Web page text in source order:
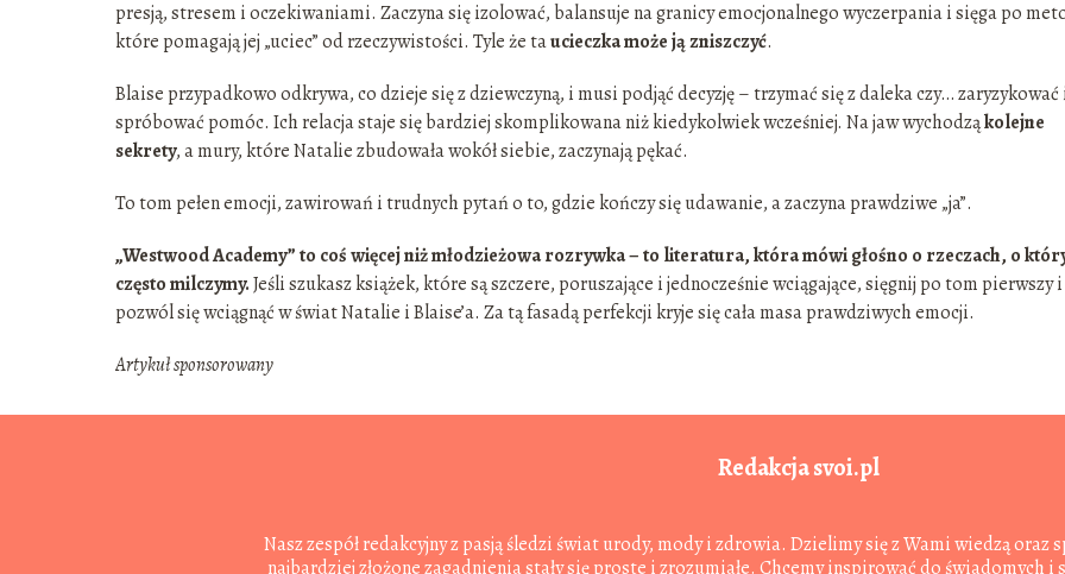
presją, stresem i oczekiwaniami. Zaczyna się izolować, balansuje na granicy emocjonalnego wyczerpania i sięga po
które pomagają jej „uciec” od rzeczywistości. Tyle że taucieczka może ją zniszczyć.
Blaise przypadkowo odkrywa, co dzieje się z dziewczyną, i musi podjąć decyzję – trzymać się z daleka czy… zaryzykować
spróbować pomóc. Ich relacja staje się bardziej skomplikowana niż kiedykolwiek wcześniej. Na jaw wychodząkolejne
sekrety, a mury, które Natalie zbudowała wokół siebie, zaczynają pękać.
To tom pełen emocji, zawirowań i trudnych pytań o to, gdzie kończy się udawanie, a zaczyna prawdziwe „ja”.
„Westwood Academy” to coś więcej niż młodzieżowa rozrywka – to literatura, która mówi głośno o rzeczach, o
często milczymy.Jeśli szukasz książek, które są szczere, poruszające i jednocześnie wciągające, sięgnij po tom pierwszy i
pozwól się wciągnąć w świat Natalie i Blaise’a. Za tą fasadą perfekcji kryje się cała masa prawdziwych emocji.
Artykuł sponsorowany
Redakcja svoi.pl
Nasz zespół redakcyjny z pasją śledzi świat urody, mody i zdrowia. Dzielimy się z Wami wiedzą
najbardziej złożone zagadnienia stały się proste i zrozumiałe. Chcemy inspirować do świadomych